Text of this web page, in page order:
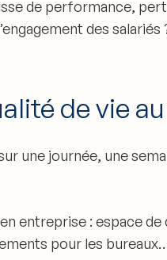
de performance,
des salariés
de vie
une journée, une
entreprise : espace
pour les